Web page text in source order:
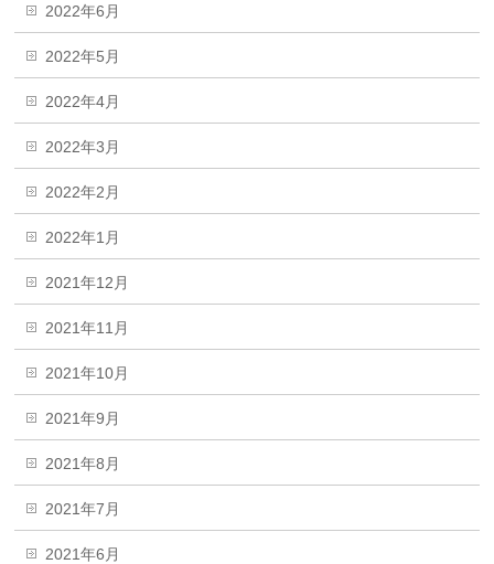
2022年6月
2022年5月
2022年4月
2022年3月
2022年2月
2022年1月
2021年12月
2021年11月
2021年10月
2021年9月
2021年8月
2021年7月
2021年6月